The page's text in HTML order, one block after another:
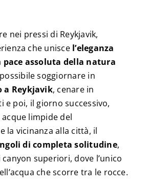
nei pressi di Reykjavik,
che unisce l’eleganza
pace assoluta della natura
soggiornare in
a Reykjavik, cenare in
poi, il giorno successivo,
limpide del
la vicinanza alla città, il
di completa solitudine,
superiori, dove l’unico
che scorre tra le rocce.